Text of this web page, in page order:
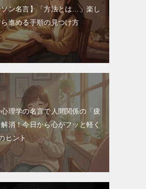
ソン名言】「方法とは…」楽し
ら進める手順の見つけ方
理学の名言で人間関係の「疲
消！今日から心がフッと軽く
ヒント